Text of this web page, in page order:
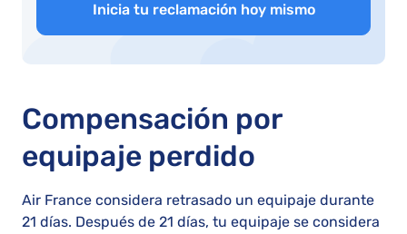
Inicia tu reclamación hoy mismo
Compensación por
equipaje perdido
Air France considera retrasado un equipaje durante
21 días. Después de 21 días, tu equipaje se considera